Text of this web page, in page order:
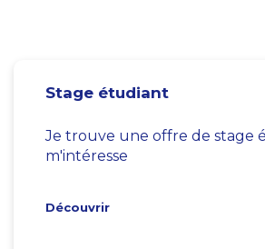
Stage étudiant
Je trouve une offre de stage
m'intéresse
Découvrir